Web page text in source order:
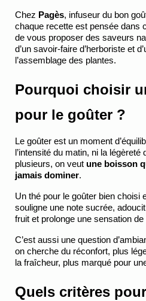
Chez Pagès, infuseur du bon
chaque recette est pensée dans
de vous proposer des saveurs
d’un savoir-faire d’herboriste et
l’assemblage des plantes.
Pourquoi choisir
pour le goûter ?
Le goûter est un moment
l’intensité du matin, ni la
plusieurs, on veut une boisson
jamais dominer.
Un thé pour le goûter bien choisi
souligne une note sucrée,
fruit et prolonge une sensation de
C’est aussi une question
on cherche du réconfort, plus
la fraîcheur, plus marqué pour
Quels critères